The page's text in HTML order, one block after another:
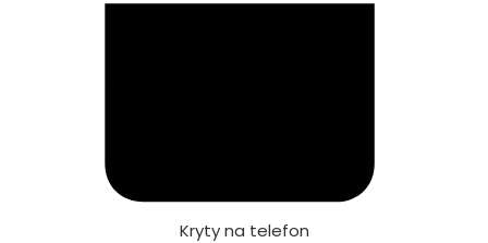
Kryty na telefon